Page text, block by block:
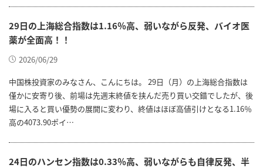
29日の上海総合指数は1.16％高、弱いながら反発、バイオ医
薬が全面高！！
2026/06/29
中国株投資家のみなさん、こんにちは。 29日（月）の上海総合指数は
僅かに安寄り後、前場は先週末終値を挟んだ売り買い交錯でしたが、後
場に入ると買い優勢の展開に変わり、終値はほぼ高値引けとなる1.16％
高の4073.90ポイ…
24日のハンセン指数は0.33％高、弱いながらも自律反発、半